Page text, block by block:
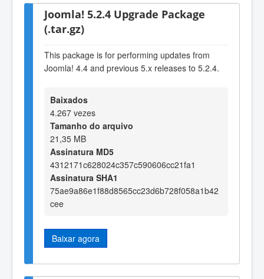
Joomla! 5.2.4 Upgrade Package
(.tar.gz)
This package is for performing updates from
Joomla! 4.4 and previous 5.x releases to 5.2.4.
Baixados
4.267 vezes
Tamanho do arquivo
21,35 MB
Assinatura MD5
4312171c628024c357c590606cc21fa1
Assinatura SHA1
75ae9a86e1f88d8565cc23d6b728f058a1b42
cee
Baixar agora